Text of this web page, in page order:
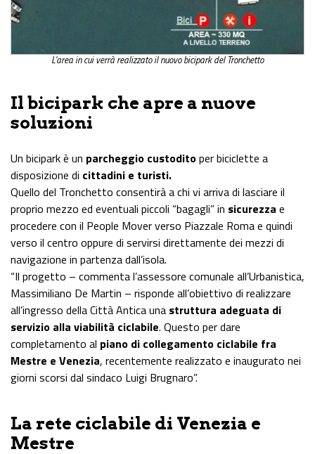
L’area in cui verrà realizzato il nuovo bicipark del Tronchetto
Il bicipark che apre a nuove
soluzioni
Un bicipark è un parcheggio custoditoper biciclette a
disposizione di cittadini e turisti.
Quello del Tronchetto consentirà a chi vi arriva di lasciare il
proprio mezzo ed eventuali piccoli “bagagli” in sicurezza e
procedere con il People Mover verso Piazzale Roma e quindi
verso il centro oppure di servirsi direttamente dei mezzi di
navigazione in partenza dall’isola.
“Il progetto – commenta l’assessore comunale all’Urbanistica,
Massimiliano De Martin – risponde all’obiettivo di realizzare
all’ingresso della Città Antica una struttura adeguata di
servizio alla viabilità ciclabile. Questo per dare
completamento al piano di collegamento ciclabile fra
Mestre e Venezia, recentemente realizzato e inaugurato nei
giorni scorsi dal sindaco Luigi Brugnaro”.
La rete ciclabile di Venezia e
Mestre